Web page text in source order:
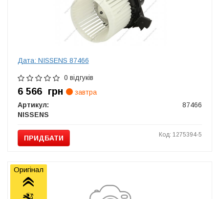
Дата: NISSENS 87466
0 відгуків
6 566 грн
завтра
Артикул:
87466
NISSENS
ПРИДБАТИ Код: 1275394-5
Оригінал